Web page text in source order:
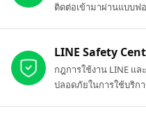
ติดต่อเข้ามาผ่านแบบฟ
LINE Safety
กฎการใช้งาน LINE แล
ปลอดภัยในการใช้บริก